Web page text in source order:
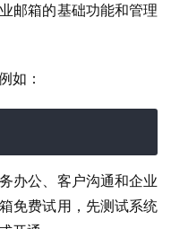
邮箱的基础功能和管理
如：
办公、客户沟通和企业
免费试用，先测试系统